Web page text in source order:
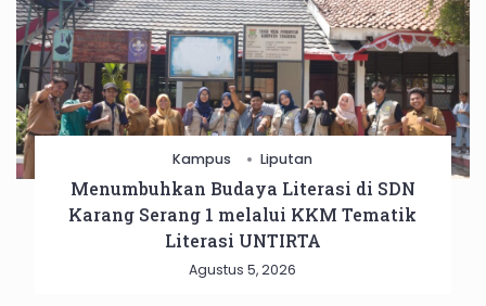
Kampus Liputan
Menumbuhkan Budaya Literasi di SDN
Karang Serang 1 melalui KKM Tematik
Literasi UNTIRTA
Agustus 5, 2026